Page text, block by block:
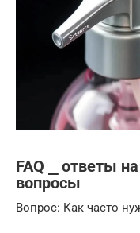
FAQ ⎯ ответы
вопросы
Вопрос: Как часто